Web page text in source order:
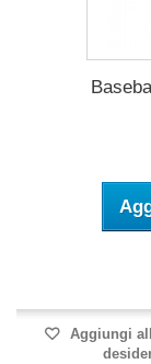
Aggiungi